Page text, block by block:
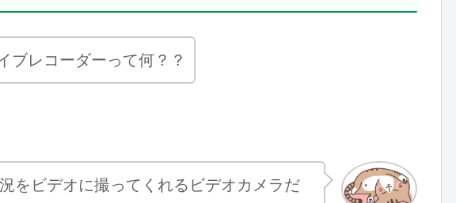
ブレコーダーって何？？
をビデオに撮ってくれるビデオカメラだ